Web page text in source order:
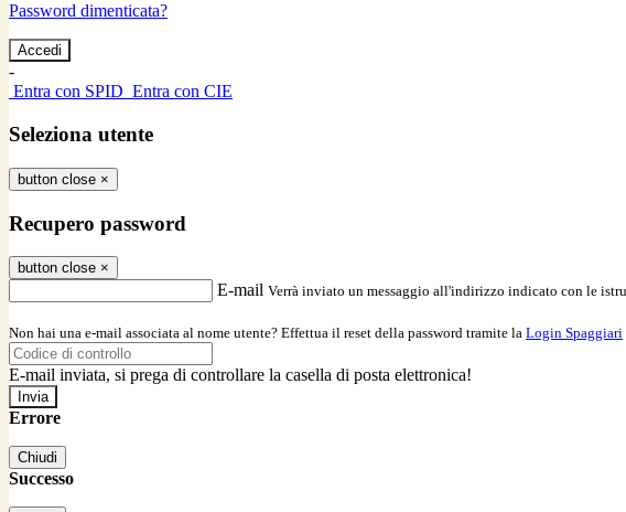
Password dimenticata?
-
Entra con SPID Entra con CIE
Seleziona utente
button close ×
Recupero password
button close ×
E-mail Verrà inviato un messaggio all'indirizzo indicato con le
Non hai una e-mail associata al nome utente? Effettua il reset della password tramite la Login Spaggiari
E-mail inviata, si prega di controllare la casella di posta elettronica!
Errore
Chiudi
Successo